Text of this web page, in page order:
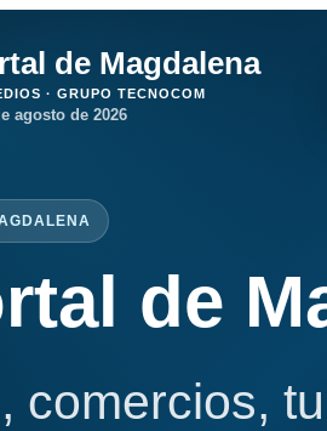
de Magdalena
· GRUPO TECNOCOM
agosto de 2026
de
comercios,